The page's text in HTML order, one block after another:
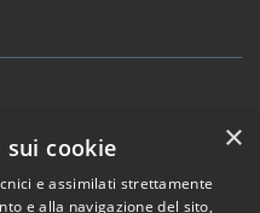
Cookie Mappa del sito
×
cookie
e assimilati strettamente
e alla navigazione del sito,